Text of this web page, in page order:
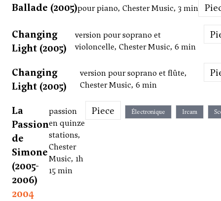
Ballade (2005)pour piano, Chester Music, 3 min
Changing
Light (2005)
version pour soprano et
violoncelle, Chester Music, 6 min
Changing
Light (2005)
version pour soprano et flûte,
Chester Music, 6 min
La
Passion
de
Simone
(2005-
2006)
passion
en quinze
stations,
Chester
Music, 1h
15 min
Piece Électronique Ircam
2004